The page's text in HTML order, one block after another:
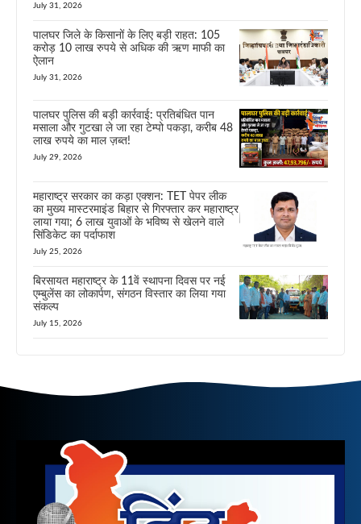
July 31, 2026
पालघर जिले के किसानों के लिए बड़ी राहत: 105
करोड़ 10 लाख रुपये से अधिक की ऋण माफी का
ऐलान
July 31, 2026
पालघर पुलिस की बड़ी कार्रवाई: प्रतिबंधित पान
मसाला और गुटखा ले जा रहा टेम्पो पकड़ा, करीब 48
लाख रुपये का माल ज़ब्त!
July 29, 2026
महाराष्ट्र सरकार का कड़ा एक्शन: TET पेपर लीक
का मुख्य मास्टरमाइंड बिहार से गिरफ्तार कर महाराष्ट्र
लाया गया; 6 लाख युवाओं के भविष्य से खेलने वाले
सिंडिकेट का पर्दाफाश
July 25, 2026
बिरसायत महाराष्ट्र के 11वें स्थापना दिवस पर नई
एम्बुलेंस का लोकार्पण, संगठन विस्तार का लिया गया
संकल्प
July 15, 2026